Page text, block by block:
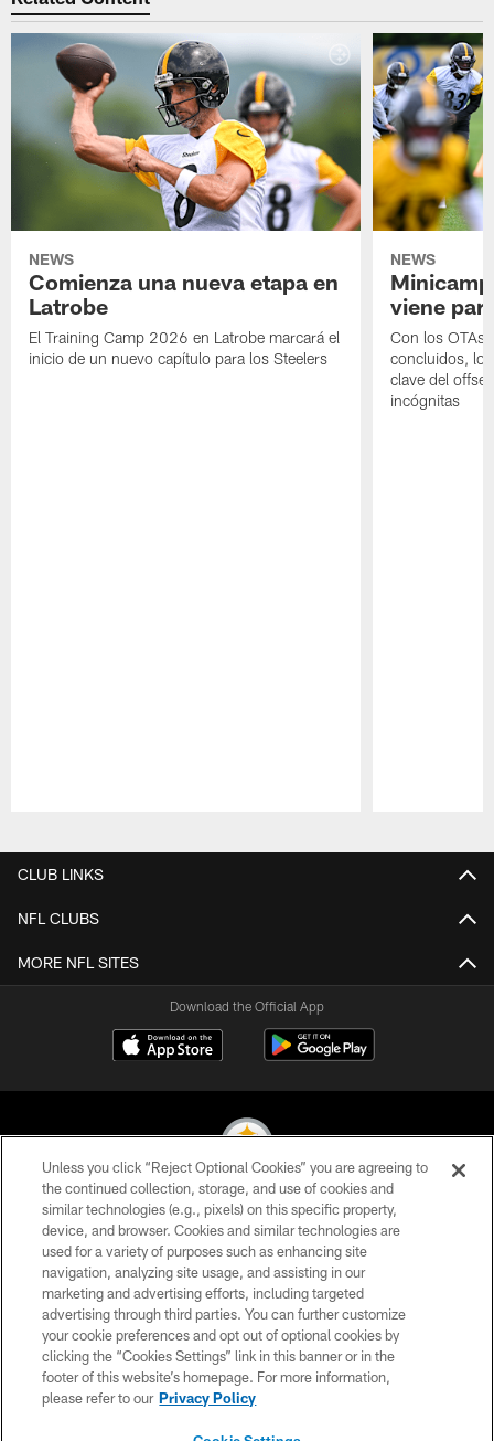
NEWS
Comienza una nueva etapa en
Latrobe
El Training Camp 2026 en Latrobe marcará el
inicio de un nuevo capítulo para los Steelers
NEWS
viene
Con los OTAs
concluidos,
clave del
incógnitas
CLUB LINKS
NFL CLUBS
MORE NFL SITES
Download the Official App
© 2026 Pittsburgh Steelers. All Rights Reserved
PRIVACY POLICY
TERMS OF USE
ACCESSIBILITY
CONTACT US
SITE MAP
Unless you click “Reject Optional Cookies” you are agreeing to
the continued collection, storage, and use of cookies and
similar technologies (e.g., pixels) on this specific property,
device, and browser. Cookies and similar technologies are
used for a variety of purposes such as enhancing site
navigation, analyzing site usage, and assisting in our
marketing and advertising efforts, including targeted
advertising through third parties. You can further customize
your cookie preferences and opt out of optional cookies by
clicking the “Cookies Settings” link in this banner or in the
footer of this website’s homepage. For more information,
please refer to our Privacy Policy